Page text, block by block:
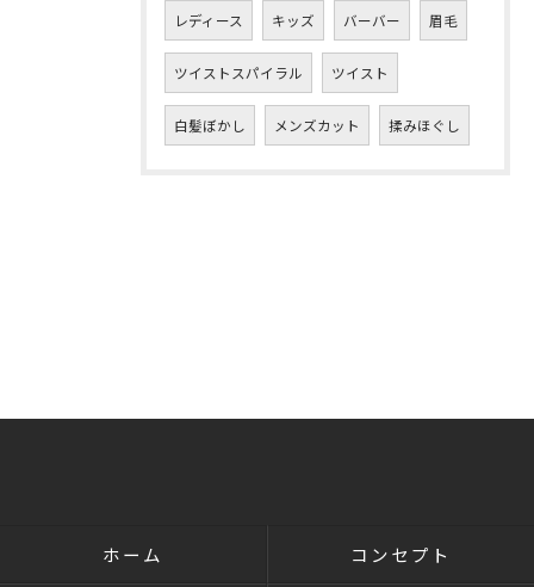
レディース キッズ バーバー 眉毛
ツイストスパイラル ツイスト
白髪ぼかし メンズカット 揉みほぐし
ホーム コンセプト